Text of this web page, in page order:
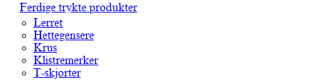
Ferdige trykte produkter
Lerret
Hettegensere
Krus
Klistremerker
T-skjorter